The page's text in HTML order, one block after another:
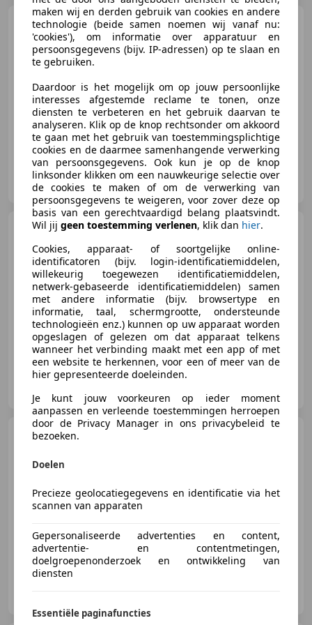
Audi A4
BREAK 2.0 TDI
Sélection 140 ch Multitronic
€ 7.990
12/2012 216.000 km Diesel 104 kW (141 PK)
GRIMM AUTO 14
FR-14000 Caen
Citroen C4 Picasso
€ 6.490
01/2013 169.900 km Diesel 84 kW (114 PK)
GRIMM AUTO 14
BMW 116
10/2010 160.000 km 131 kW (178 PK)
maken wij en derden gebruik van cookies en andere
technologie (beide samen noemen wij vanaf nu:
'cookies'), om informatie over apparatuur en
persoonsgegevens (bijv. IP-adressen) op te slaan en
te gebruiken.
Daardoor is het mogelijk om op jouw persoonlijke
interesses afgestemde reclame te tonen, onze
diensten te verbeteren en het gebruik daarvan te
analyseren. Klik op de knop rechtsonder om akkoord
te gaan met het gebruik van toestemmingsplichtige
cookies en de daarmee samenhangende verwerking
van persoonsgegevens. Ook kun je op de knop
linksonder klikken om een nauwkeurige selectie over
de cookies te maken of om de verwerking van
persoonsgegevens te weigeren, voor zover deze op
basis van een gerechtvaardigd belang plaatsvindt.
Wil jij geen toestemming verlenen, klik dan hier.
Cookies, apparaat- of soortgelijke online-
identificatoren (bijv. login-identificatiemiddelen,
willekeurig toegewezen identificatiemiddelen,
netwerk-gebaseerde identificatiemiddelen) samen
met andere informatie (bijv. browsertype en
informatie, taal, schermgrootte, ondersteunde
technologieën enz.) kunnen op uw apparaat worden
opgeslagen of gelezen om dat apparaat telkens
wanneer het verbinding maakt met een app of met
een website te herkennen, voor een of meer van de
hier gepresenteerde doeleinden.
Je kunt jouw voorkeuren op ieder moment
aanpassen en verleende toestemmingen herroepen
door de Privacy Manager in ons privacybeleid te
bezoeken.
Doelen
Precieze geolocatiegegevens en identificatie via het
scannen van apparaten
Gepersonaliseerde advertenties en content,
advertentie- en contentmetingen,
doelgroepenonderzoek en ontwikkeling van
diensten
Essentiële paginafuncties